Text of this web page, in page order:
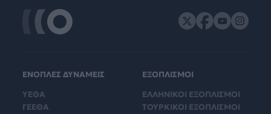
ΕΝΟΠΛΕΣ ΔΥΝΑΜΕΙΣ
ΥΕΘΑ
ΓΕΕΘΑ
ΕΞΟΠΛΙΣΜΟΙ
ΕΛΛΗΝΙΚΟΙ ΕΞΟΠΛΙΣΜΟΙ
ΤΟΥΡΚΙΚΟΙ ΕΞΟΠΛΙΣΜΟΙ